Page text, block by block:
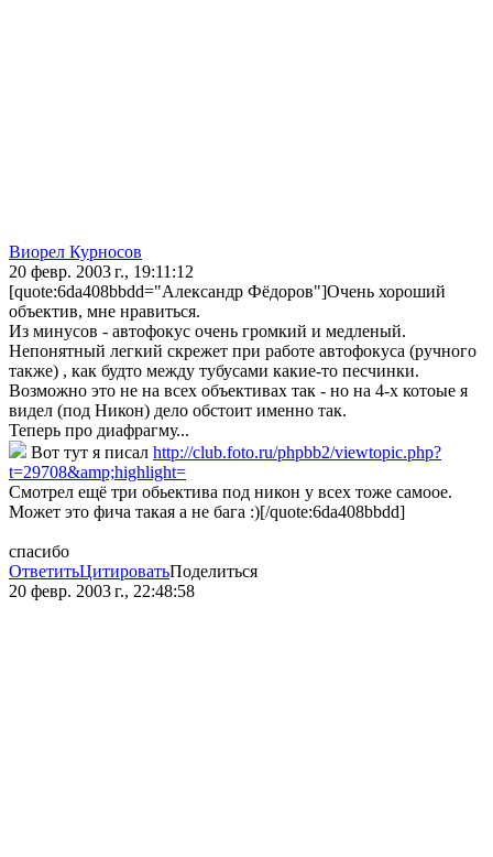
Виорел Курносов
20 февр. 2003 г., 19:11:12
[quote:6da408bbdd="Александр Фёдоров"]Очень хороший
объектив, мне нравиться.
Из минусов - автофокус очень громкий и медленый.
Непонятный легкий скрежет при работе автофокуса (ручного
также) , как будто между тубусами какие-то песчинки.
Возможно это не на всех объективах так - но на 4-х котоые я
видел (под Никон) дело обстоит именно так.
Теперь про диафрагму...
Вот тут я писал http://club.foto.ru/phpbb2/viewtopic.php?
t=29708&amp;highlight=
Смотрел ещё три обьектива под никон у всех тоже самоое.
Может это фича такая а не бага :)[/quote:6da408bbdd]
спасибо
ОтветитьЦитироватьПоделиться
20 февр. 2003 г., 22:48:58